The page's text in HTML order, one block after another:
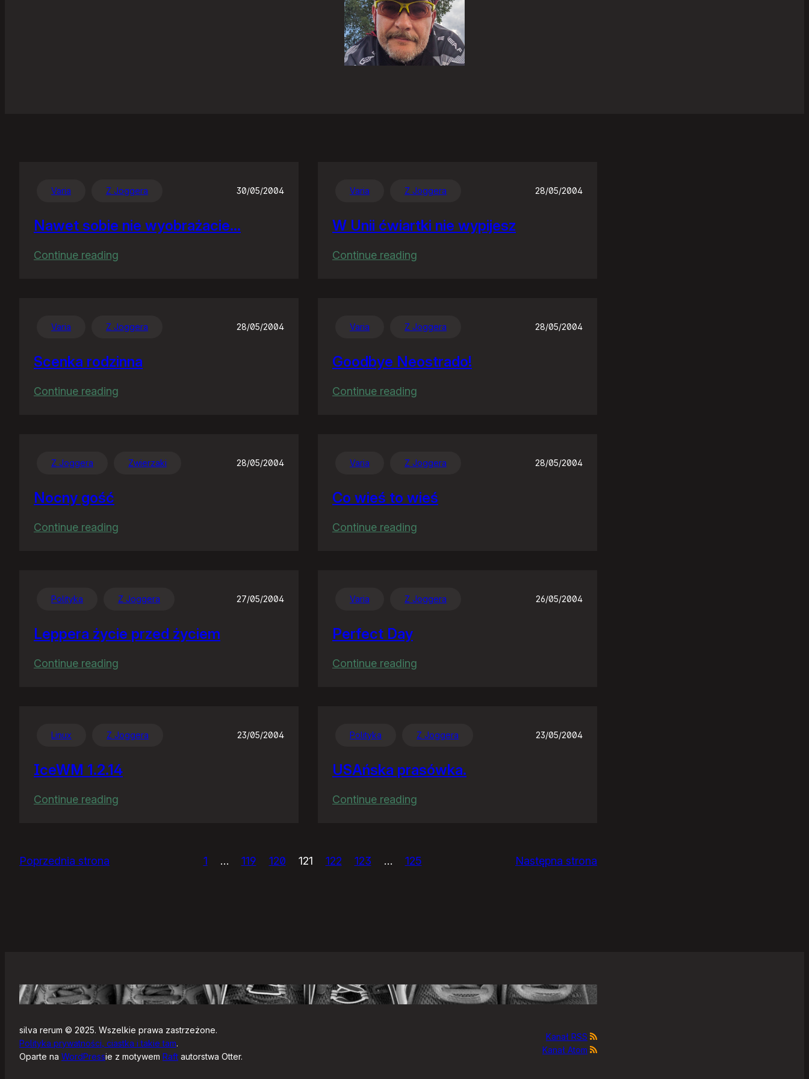
Varia Z Joggera 30/05/2004
Nawet sobie nie wyobrażacie…
Continue reading
wyobrażacie…
Varia Z Joggera 28/05/2004
W Unii ćwiartki nie wypijesz
Continue reading
nie
Varia Z Joggera 28/05/2004
Scenka rodzinna
Continue reading
Varia Z Joggera 28/05/2004
Goodbye Neostrado!
Continue reading
Z Joggera Zwierzaki 28/05/2004
Nocny gość
Continue reading
Varia Z Joggera 28/05/2004
Co wieś to wieś
Continue reading
wieś
Polityka Z Joggera 27/05/2004
Leppera życie przed życiem
Continue reading
życiem
Varia Z Joggera 26/05/2004
Perfect Day
Continue reading
Linux Z Joggera 23/05/2004
IceWM 1.2.14
Continue reading
Polityka Z Joggera 23/05/2004
USAńska prasówka.
Continue reading
Poprzednia strona 1 … 119 120 121 122 123 … 125 Następna strona
silva rerum © 2025. Wszelkie prawa zastrzeżone.
Polityka prywatności, ciastka i takie tam.
Oparte na WordPressie z motywem Raft autorstwa Otter.
Kanał RSS
Kanał Atom